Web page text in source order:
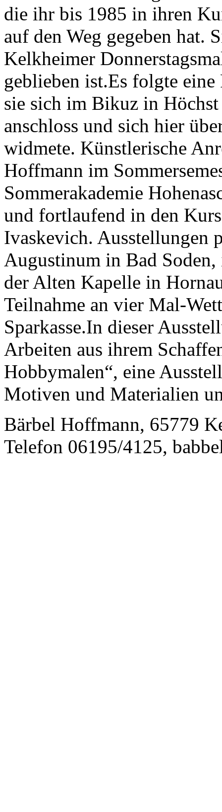
die ihr bis 1985 in ihren
auf den Weg gegeben hat.
Kelkheimer
geblieben ist.Es folgte eine
sie sich im Bikuz in
anschloss und sich hier
widmete. Künstlerische
Hoffmann im
Sommerakademie
und fortlaufend in den
Ivaskevich. Ausstellungen
Augustinum in Bad
der Alten Kapelle in
Teilnahme an vier Mal-
Sparkasse.In dieser
Arbeiten aus ihrem
Hobbymalen“, eine
Motiven und Materialien
Bärbel Hoffmann, 65779
Telefon 06195/4125,